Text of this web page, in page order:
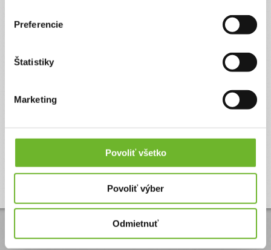
Preferencie
Štatistiky
Marketing
Povoliť všetko
Povoliť výber
Odmietnuť
© Copyright byĽudiaĽudom.sk